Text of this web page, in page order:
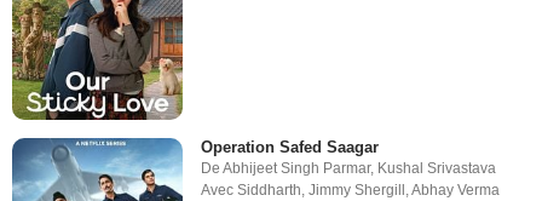
Operation Safed Saagar
DeAbhijeet Singh Parmar, Kushal Srivastava
AvecSiddharth,Jimmy Shergill ,Abhay Verma